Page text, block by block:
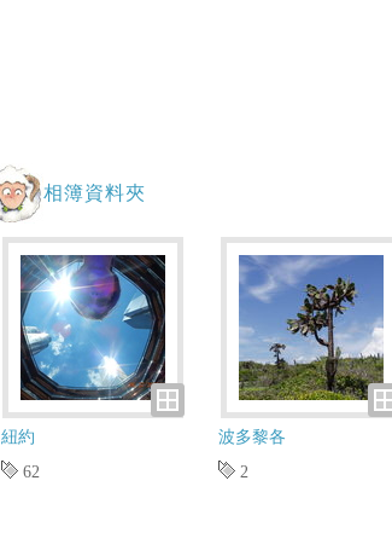
相簿資料夾
紐約
62
波多黎各
2